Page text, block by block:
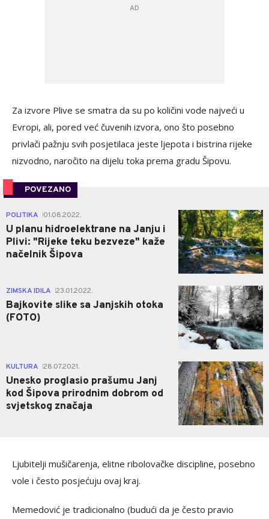
Za izvore Plive se smatra da su po količini vode najveći u
Evropi, ali, pored već čuvenih izvora, ono što posebno
privlači pažnju svih posjetilaca jeste ljepota i bistrina rijeke
nizvodno, naročito na dijelu toka prema gradu Šipovu.
POVEZANO
POLITIKA 01.08.2022.
U planu hidroelektrane na Janju i
Plivi: "Rijeke teku bezveze" kaže
načelnik Šipova
2
ZIMSKA IDILA 23.01.2022.
Bajkovite slike sa Janjskih otoka
(FOTO)
0
KULTURA 28.07.2021.
Unesko proglasio prašumu Janj
kod Šipova prirodnim dobrom od
svjetskog značaja
1
Ljubitelji mušičarenja, elitne ribolovačke discipline, posebno
vole i često posjećuju ovaj kraj.
Memedović je tradicionalno (budući da je često pravio